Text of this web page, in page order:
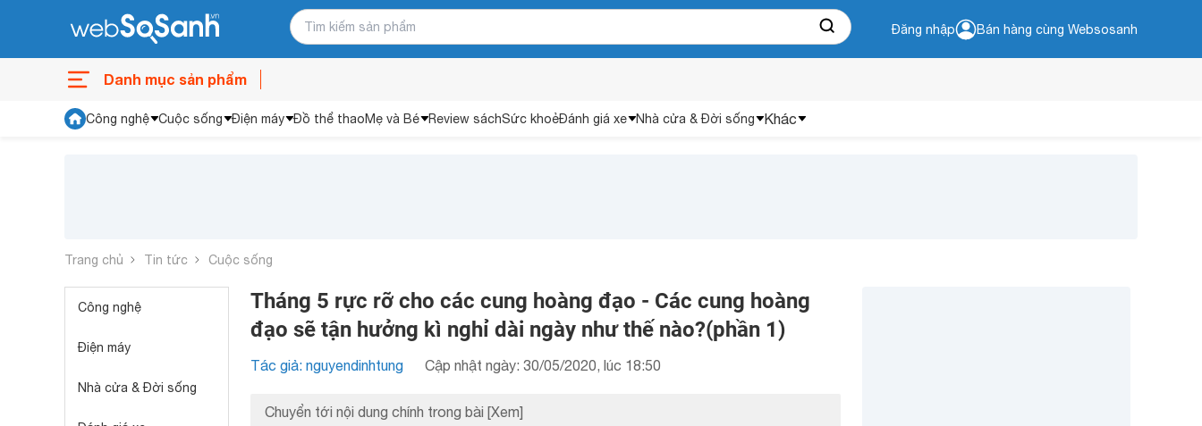
Đăng nhập Bán hàng cùng Websosanh
Danh mục sản phẩm
Công nghệ Cuộc sống Điện máy Đồ thể thaoMẹ và Bé Review sáchSức khoẻĐánh giá xe Nhà cửa & Đời sống Khác
Trang chủ Tin tức Cuộc sống
Công nghệ
Điện máy
Nhà cửa & Đời sống
Tháng 5 rực rỡ cho các cung hoàng đạo - Các cung hoàng
đạo sẽ tận hưởng kì nghỉ dài ngày như thế nào?(phần 1)
Tác giả: nguyendinhtung Cập nhật ngày: 30/05/2020, lúc 18:50
Chuyển tới nội dung chính trong bài [Xem]